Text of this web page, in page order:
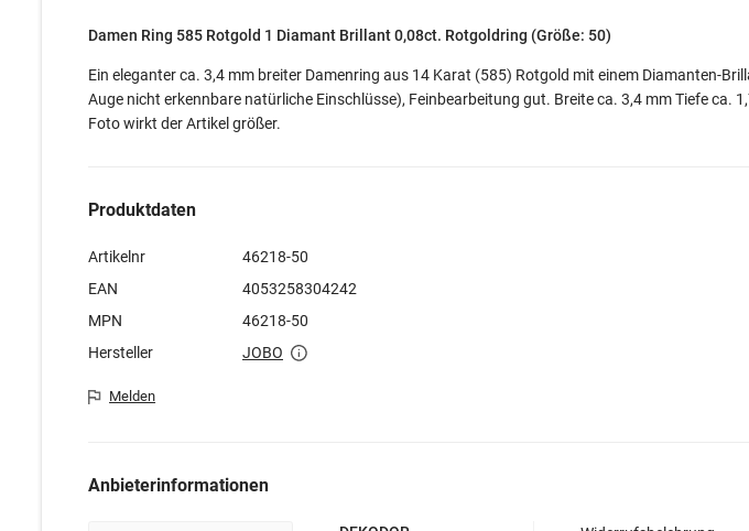
Damen Ring 585 Rotgold 1 Diamant Brillant 0,08ct. Rotgoldring (Größe: 50)
Ein eleganter ca. 3,4 mm breiter Damenring aus 14 Karat (585) Rotgold mit einem Diamanten-
Auge nicht erkennbare natürliche Einschlüsse), Feinbearbeitung gut. Breite ca. 3,4 mm Tiefe ca.
Foto wirkt der Artikel größer.
Produktdaten
Artikelnr
46218-50
EAN
4053258304242
MPN
46218-50
Hersteller
JOBO
Melden
Anbieterinformationen